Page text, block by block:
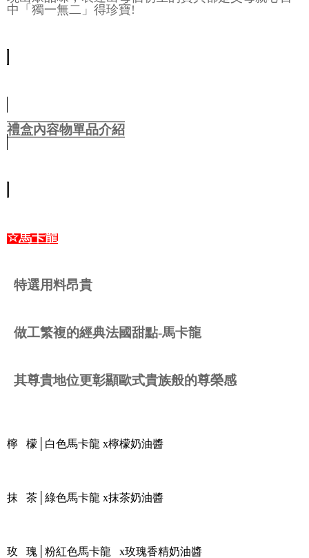
中「獨一無二」得珍寶!
禮盒內容物單品介紹
☆馬卡龍
特選用料昂貴
做工繁複的經典法國甜點-馬卡龍
其尊貴地位更彰顯歐式貴族般的尊榮感
檸 檬│白色馬卡龍 x檸檬奶油醬
抹 茶│綠色馬卡龍 x抹茶奶油醬
玫 瑰│粉紅色馬卡龍 x玫瑰香精奶油醬